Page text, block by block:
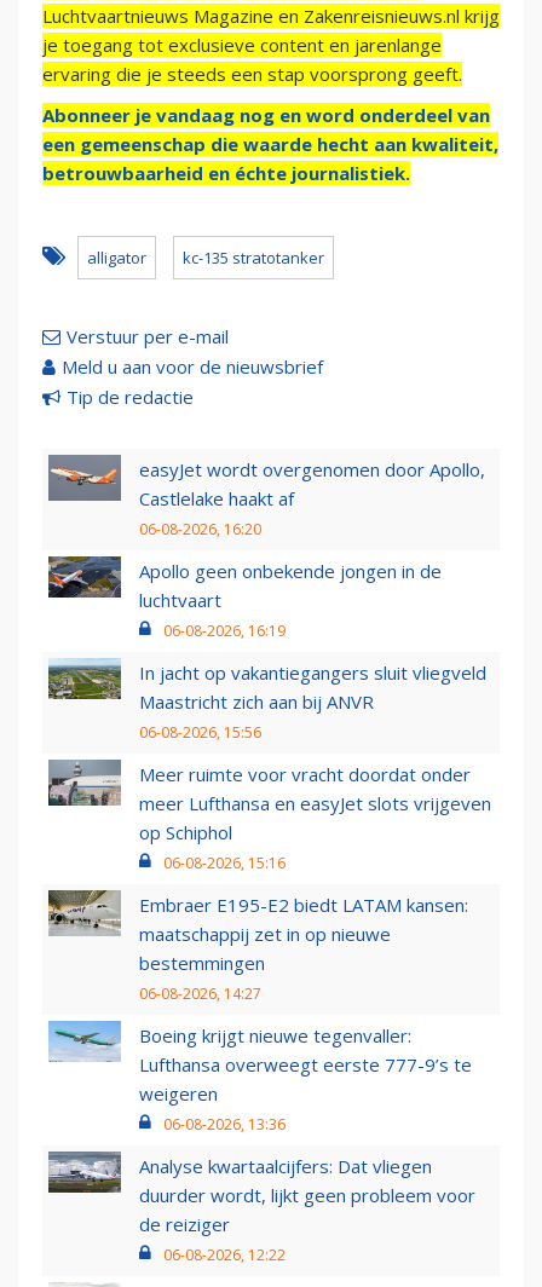
Luchtvaartnieuws Magazine en Zakenreisnieuws.nl krijg
je toegang tot exclusieve content en jarenlange
ervaring die je steeds een stap voorsprong geeft.
Abonneer je vandaag nog en word onderdeel van
een gemeenschap die waarde hecht aan kwaliteit,
betrouwbaarheid en échte journalistiek.
alligator kc-135 stratotanker
Verstuur per e-mail
Meld u aan voor de nieuwsbrief
Tip de redactie
easyJet wordt overgenomen door Apollo,
Castlelake haakt af
06-08-2026, 16:20
Apollo geen onbekende jongen in de
luchtvaart
06-08-2026, 16:19
In jacht op vakantiegangers sluit vliegveld
Maastricht zich aan bij ANVR
06-08-2026, 15:56
Meer ruimte voor vracht doordat onder
meer Lufthansa en easyJet slots vrijgeven
op Schiphol
06-08-2026, 15:16
Embraer E195-E2 biedt LATAM kansen:
maatschappij zet in op nieuwe
bestemmingen
06-08-2026, 14:27
Boeing krijgt nieuwe tegenvaller:
Lufthansa overweegt eerste 777-9’s te
weigeren
06-08-2026, 13:36
Analyse kwartaalcijfers: Dat vliegen
duurder wordt, lijkt geen probleem voor
de reiziger
06-08-2026, 12:22